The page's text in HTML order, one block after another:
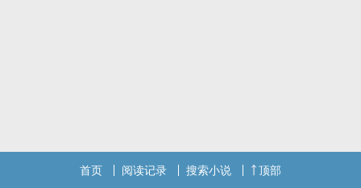
首页 阅读记录 搜索小说 顶部